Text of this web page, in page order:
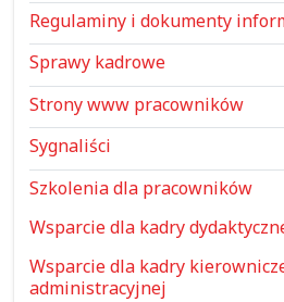
Regulaminy i dokumenty
Sprawy kadrowe
Strony www pracowników
Sygnaliści
Szkolenia dla pracowników
Wsparcie dla kadry
Wsparcie dla kadry
administracyjnej